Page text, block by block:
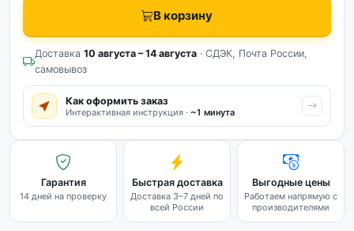
В корзину
Доставка 10 августа – 14 августа · СДЭК, Почта России,
самовывоз
Как оформить заказ
Интерактивная инструкция · ~1 минута
Гарантия
14 дней на проверку
Быстрая доставка
Доставка 3–7 дней по
всей России
Выгодные цены
Работаем напрямую с
производителями